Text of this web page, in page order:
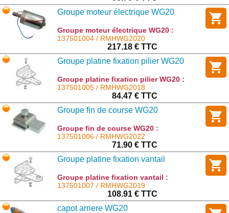
Groupe moteur électrique WG20
Groupe moteur électrique WG20 :
RMHWG2020
137501004 / RMHWG2020
217.18 € TTC
Groupe platine fixation pilier WG20
Groupe platine fixation pilier WG20 :
RMHWG2018
137501005 / RMHWG2018
84.47 € TTC
Groupe fin de course WG20
Groupe fin de course WG20 :
RMHWG2022
137501006 / RMHWG2022
71.90 € TTC
Groupe platine fixation vantail
Groupe platine fixation vantail :
RMHWG2019
137501007 / RMHWG2019
108.91 € TTC
capot arriere WG20